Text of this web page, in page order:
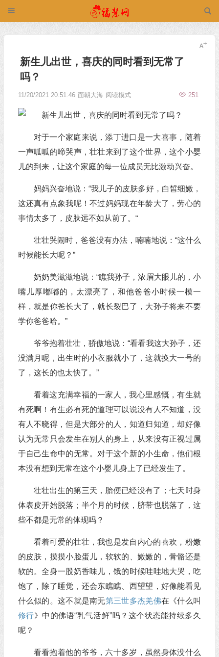
新生儿出世，喜庆的同时看到无常了
吗？
11/20/2021 20:51:46 面朝大海 251
阅读模式
对于一个家庭来说，添丁进口是一大喜事，随着
一声呱呱的啼哭声，壮壮来到了这个世界，这个小婴
儿的到来，让这个家庭的每一位成员无比激动兴奋。
妈妈兴奋地说：“我儿子的皮肤多好，白皙细嫩，
这还真有点象我呢！不过妈妈现在年龄大了，劳心的
事情太多了，皮肤远不如从前了。“
壮壮哭闹时，爸爸没有办法，喃喃地说：“这什么
时候能长大呢？”
奶奶美滋滋地说：“瞧我孙子，浓眉大眼儿的，小
嘴儿厚嘟嘟的，太漂亮了，和他爸爸小时候一模一
样，就是你爸长大了，就长裂巴了，大孙子将来不要
学你爸爸哈。”
爷爷抱着壮壮，骄傲地说：“看看我这大孙子，还
没满月呢，出生时的小衣服就小了，这就换大一号的
了，这长的也太快了。”
看着这充满幸福的一家人，我心里感慨，有生就
有死啊！有生必有死的道理可以说没有人不知道，没
有人不晓得，但是大部分的人，知道归知道，却好像
认为无常只会发生在别人的身上，从来没有正视过属
于自己生命中的无常。对于这个新的小生命，他们根
本没有想到无常在这个小婴儿身上了已经发生了。
壮壮出生的第三天，胎便已经没有了；七天时身
体表皮开始脱落；半个月的时候，脐带也脱落了，这
些不都是无常的体现吗？
看着可爱的壮壮，我也是发自内心的喜欢，粉嫩
的皮肤，摸摸小脸蛋儿，软软的、嫩嫩的，骨骼还是
软的。全身一股奶香味儿，饿的时候哇哇地大哭，吃
饱了，除了睡觉，还会东瞧瞧、西望望，好像能看见
什么似的。这不就是南无第三世多杰羌佛在《什么叫
修行》中的佛语“乳气活鲜”吗？这个状态能持续多久
呢？
看看抱着他的爷爷，六十多岁，虽然身体没什么